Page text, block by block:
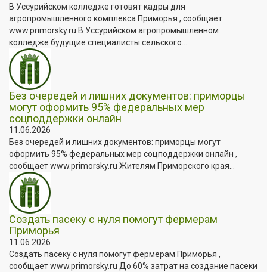
В Уссурийском колледже готовят кадры для
агропромышленного комплекса Приморья , сообщает
www.primorsky.ru В Уссурийском агропромышленном
колледже будущие специалисты сельского...
Без очередей и лишних документов: приморцы
могут оформить 95% федеральных мер
соцподдержки онлайн
11.06.2026
Без очередей и лишних документов: приморцы могут
оформить 95% федеральных мер соцподдержки онлайн ,
сообщает www.primorsky.ru Жителям Приморского края...
Создать пасеку с нуля помогут фермерам
Приморья
11.06.2026
Создать пасеку с нуля помогут фермерам Приморья ,
сообщает www.primorsky.ru До 60% затрат на создание пасеки